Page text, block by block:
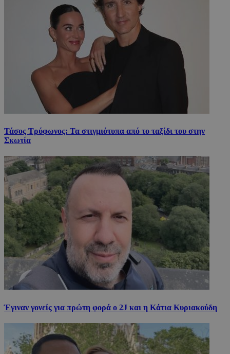
Τάσος Τρύφωνος: Τα στιγμιότυπα από το ταξίδι του στην
Σκωτία
Έγιναν γονείς για πρώτη φορά ο 2J και η Κάτια Κυριακούδη